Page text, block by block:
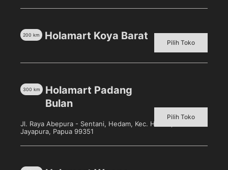
anti-bakteri untuk mengurangi bau badan pada saat
Produk Terkait
Holamart Koya Barat
200 km
Pilih Toko
Holamart Padang
Bulan
300 km
Jl. Raya Abepura - Sentani, Hedam, Kec. Heram, Kota
Jayapura, Papua 99351
Pilih Toko